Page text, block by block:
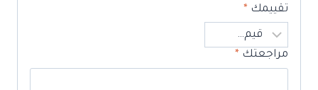
تقييمك *
مراجعتك *